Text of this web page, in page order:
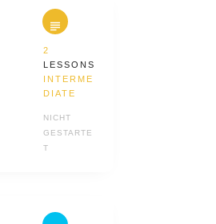
2
LESSONS
INTERME
DIATE
NICHT
GESTARTE
T